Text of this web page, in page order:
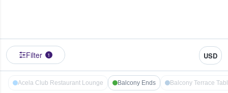
Filter 1 USD
Acela Club Restaurant Lounge Balcony Ends Balcony Terrace